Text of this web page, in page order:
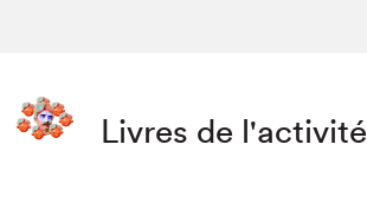
Livres de l'activité